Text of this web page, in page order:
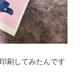
刷してみたんです